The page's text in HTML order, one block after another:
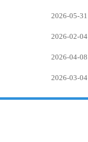
2026-05-31
2026-02-04
2026-04-08
2026-03-04